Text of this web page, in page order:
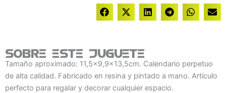
Sobre este juguete
Tamaño aproximado: 11,5x9,9x13,5cm. Calendario perpetuo
de alta calidad. Fabricado en resina y pintado a mano. Artículo
perfecto para regalar y decorar cualquier espacio.